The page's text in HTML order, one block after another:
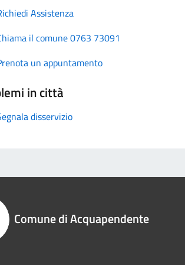
Assistenza
il comune 0763 73091
un appuntamento
in città
disservizio
Comune di Acquapendente